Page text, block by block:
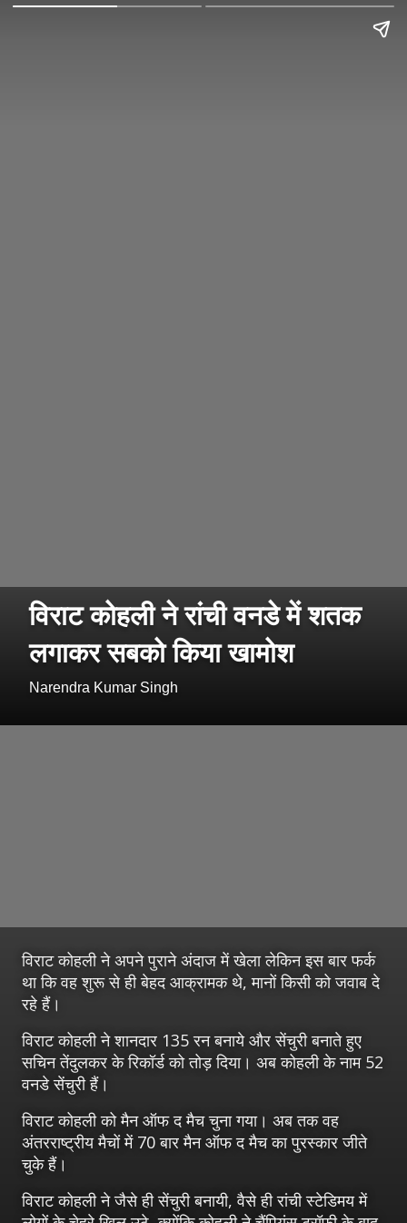
विराट कोहली ने रांची वनडे में शतक
लगाकर सबको किया खामोश
Narendra Kumar Singh
विराट कोहली ने अपने पुराने अंदाज में खेला लेकिन इस बार फर्क
था कि वह शुरू से ही बेहद आक्रामक थे, मानों किसी को जवाब दे
रहे हैं।
विराट कोहली ने शानदार 135 रन बनाये और सेंचुरी बनाते हुए
सचिन तेंदुलकर के रिकॉर्ड को तोड़ दिया। अब कोहली के नाम 52
वनडे सेंचुरी हैं।
विराट कोहली को मैन ऑफ द मैच चुना गया। अब तक वह
अंतरराष्ट्रीय मैचों में 70 बार मैन ऑफ द मैच का पुरस्कार जीते
चुके हैं।
विराट कोहली ने जैसे ही सेंचुरी बनायी, वैसे ही रांची स्टेडिमय में